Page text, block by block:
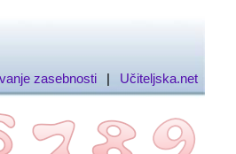
zasebnosti | Učiteljska.net